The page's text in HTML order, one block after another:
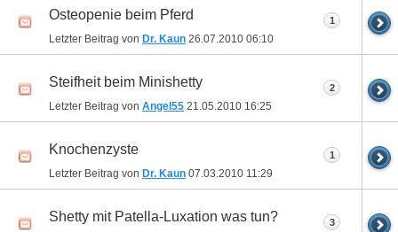
Osteopenie beim Pferd
Letzter Beitrag von Dr. Kaun 26.07.2010 06:10
1
Steifheit beim Minishetty
Letzter Beitrag von Angel55 21.05.2010 16:25
2
Knochenzyste
Letzter Beitrag von Dr. Kaun 07.03.2010 11:29
1
Shetty mit Patella-Luxation was tun? 3